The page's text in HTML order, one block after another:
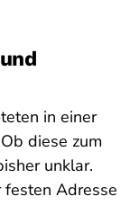
in einer
diese zum
unklar.
Adresse